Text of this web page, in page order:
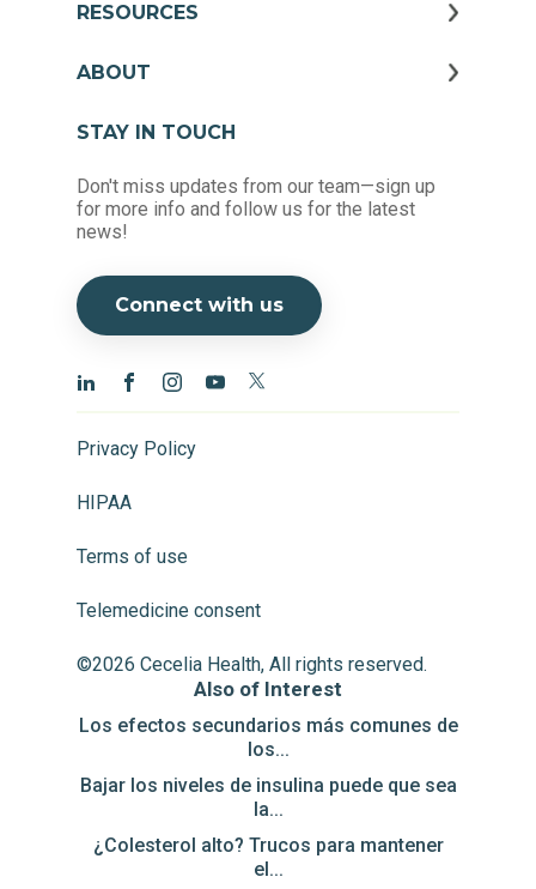
RESOURCES
ABOUT
STAY IN TOUCH
Don't miss updates from our team—sign up
for more info and follow us for the latest
news!
Connect with us
Privacy Policy
HIPAA
Terms of use
Telemedicine consent
©2026 Cecelia Health, All rights reserved.
Also of Interest
Los efectos secundarios más comunes de
los...
Bajar los niveles de insulina puede que sea
la...
¿Colesterol alto? Trucos para mantener
el...